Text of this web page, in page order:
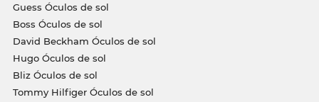
Guess Óculos de sol
Boss Óculos de sol
David Beckham Óculos de sol
Hugo Óculos de sol
Bliz Óculos de sol
Tommy Hilfiger Óculos de sol